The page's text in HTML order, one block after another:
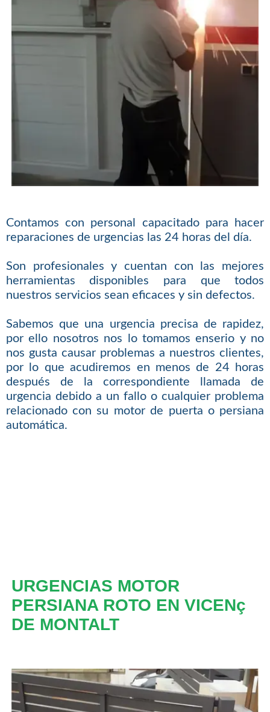
Contamos con personal capacitado para hacer
reparaciones de urgencias las 24 horas del día.
Son profesionales y cuentan con las mejores
herramientas disponibles para que todos
nuestros servicios sean eficaces y sin defectos.
Sabemos que una urgencia precisa de rapidez,
por ello nosotros nos lo tomamos enserio y no
nos gusta causar problemas a nuestros clientes,
por lo que acudiremos en menos de 24 horas
después de la correspondiente llamada de
urgencia debido a un fallo o cualquier problema
relacionado con su motor de puerta o persiana
automática.
URGENCIAS MOTOR
PERSIANA ROTO EN VICENç
DE MONTALT